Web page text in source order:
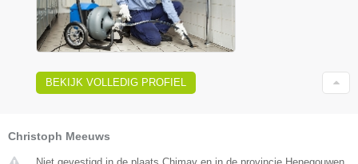
BEKIJK VOLLEDIG PROFIEL
Christoph Meeuws